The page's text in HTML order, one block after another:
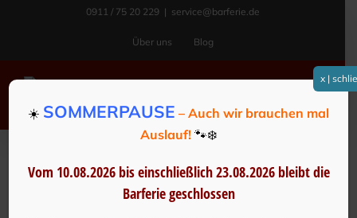
0911 / 75 20 229 | service@barferie.de
Über uns Blog
☀️ SOMMERPAUSE – Auch wir brauchen mal
Auslauf! 🐾❄️
Vom 10.08.2026 bis einschließlich 23.08.2026 bleibt die
Barferie geschlossen
x |